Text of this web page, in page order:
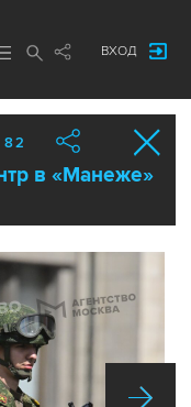
ВХОД
в «Манеже»